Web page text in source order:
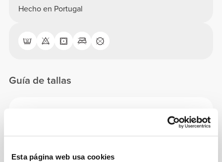
Esta página web usa cookies
Hecho en Portugal
Guía de tallas